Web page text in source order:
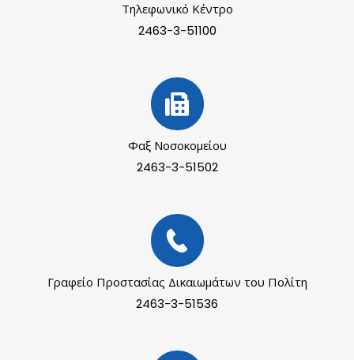
Τηλεφωνικό Κέντρο
2463-3-51100
Φαξ Νοσοκομείου
2463-3-51502
Γραφείο Προστασίας Δικαιωμάτων του Πολίτη
2463-3-51536